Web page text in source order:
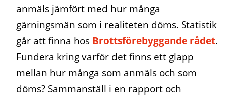
anmäls jämfört med hur många
gärningsmän som i realiteten döms. Statistik
går att finna hos Brottsförebyggande rådet.
Fundera kring varför det finns ett glapp
mellan hur många som anmäls och som
döms? Sammanställ i en rapport och